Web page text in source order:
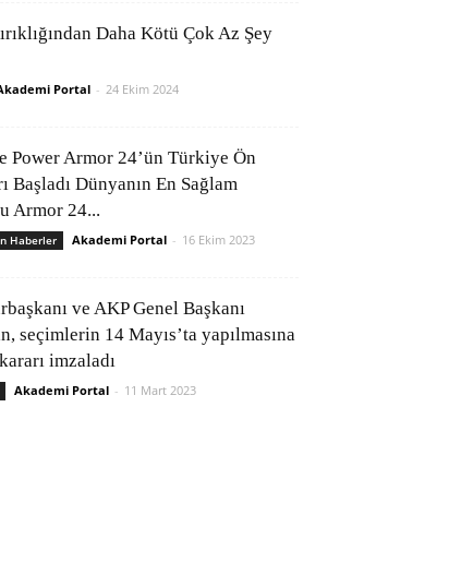
Daha Kötü Çok Az Şey
Portal - 24 Ekim 2024
Power Armor 24’ün Türkiye Ön
Başladı Dünyanın En Sağlam
Armor 24...
Haberler Akademi Portal - 16 Ekim 2023
ve AKP Genel Başkanı
seçimlerin 14 Mayıs’ta yapılmasına
imzaladı
Akademi Portal - 11 Mart 2023